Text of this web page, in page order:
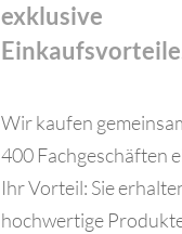
exklusive
Wir kaufen
400 Fachgeschäften
Ihr Vorteil: Sie
hochwertige